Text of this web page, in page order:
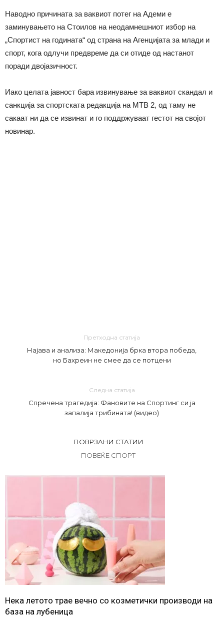
Наводно причината за ваквиот потег на Адеми е
заминувањето на Стоилов на неодамнешниот избор на
„Спортист на годината“ од страна на Агенцијата за млади и
спорт, кога одлучи предвреме да си отиде од настанот
поради двојазичност.
Иако целата јавност бара извинување за ваквиот скандал и
санкција за спортската редакција на МТВ 2, од таму не
сакаат ни да се извинат и го поддржуваат гестот на својот
новинар.
Претходна статија
Најава и анализа: Македонија брка втора победа,
но Бахреин не смее да се потцени
Следна статија
Спречена трагедија: Фановите на Спортинг си ја
запалија трибината! (видео)
ПОВРЗАНИ СТАТИИ
ПОВЕЌЕ СПОРТ
Нека летото трае вечно со козметички производи на
база на лубеница